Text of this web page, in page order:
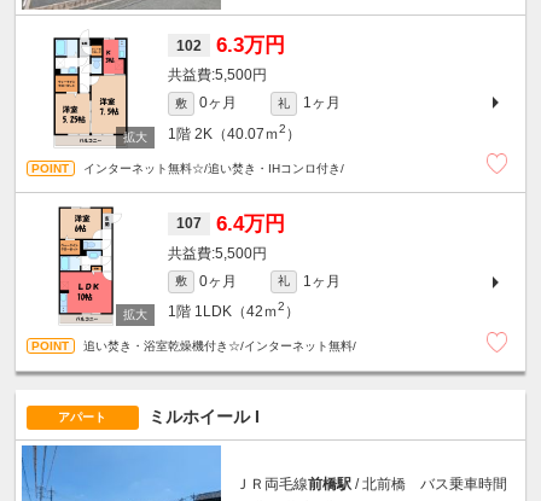
102 6.3万円
5,500円
敷 0ヶ月 礼
1ヶ月
1階 2K（40.07ｍ2 ）
インターネット無料☆/追い焚き・IHコンロ付き/
107 6.4万円
5,500円
敷 0ヶ月 礼
1ヶ月
1階 1LDK（42ｍ2 ）
追い焚き・浴室乾燥機付き☆/インターネット無料/
アパート ミルホイール I
ＪＲ両毛線前橋駅 / 北前橋 バス乗車時間